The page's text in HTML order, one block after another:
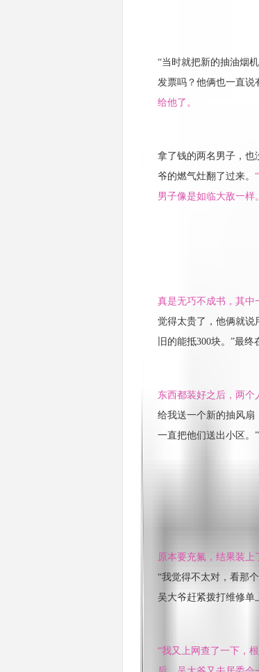
“当时就把新的抽油烟
发票吗？他俩也一直说
给他了。
拿了钱的两名男子，也
爷的燃气灶翻了过来。
男子像是如临大敌一样
真是无巧不成书，其中
觉得太贵了，他俩就说
旧的能抵300块。”最
东西都装好之后，两
给我送一个新的抽风扇
一直把他们送出小区。”
原本要充氟，结果装上
“我觉得不太对，看那
吴大爷赶紧拨打维修单
“我又上网查了一下，